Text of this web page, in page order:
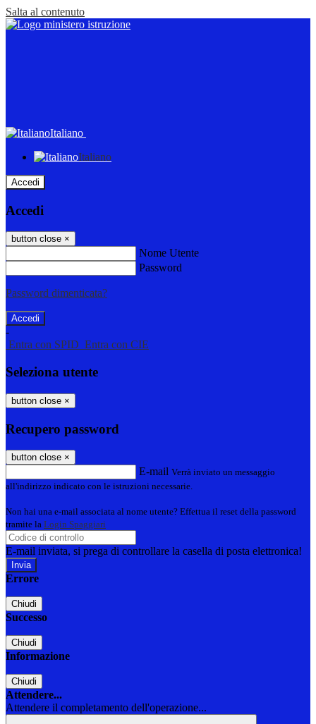
Salta al contenuto
Italiano
Italiano
Accedi
Accedi
button close ×
Nome Utente
Password
Password dimenticata?
-
Entra con SPID Entra con CIE
Seleziona utente
button close ×
Recupero password
button close ×
E-mail Verrà inviato un messaggio
all'indirizzo indicato con le istruzioni necessarie.
Non hai una e-mail associata al nome utente? Effettua il reset della password
tramite la Login Spaggiari
E-mail inviata, si prega di controllare la casella di posta elettronica!
Errore
Chiudi
Successo
Chiudi
Informazione
Chiudi
Attendere...
Attendere il completamento dell'operazione...